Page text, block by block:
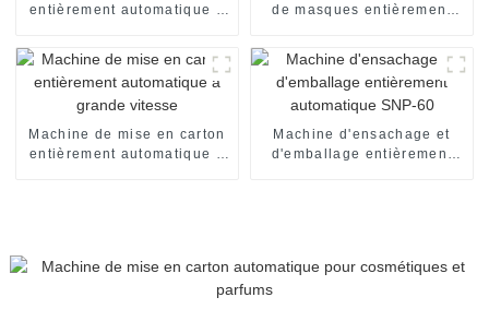
entièrement automatique à
de masques entièrement
Machine de mise en carton
entièrement automatique à
Machine d'ensachage et
d'emballage entièrement